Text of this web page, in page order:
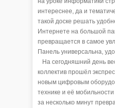
интереснее, да и
такой доске решать
Интернете на большой
превращается в самое
Панель универсальна,
На сегодняшний день
коллектив прошёл
новым цифровым
технике и её
за несколько минут